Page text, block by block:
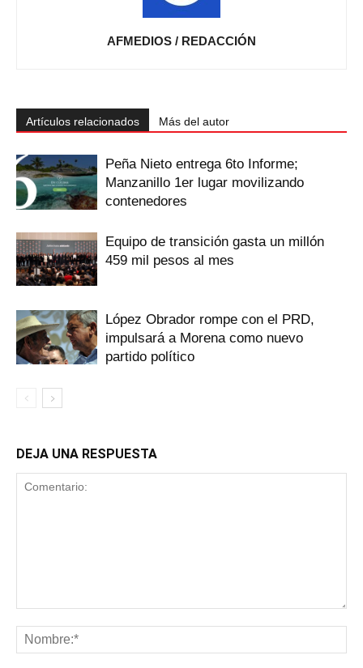
AFMEDIOS / REDACCIÓN
Artículos relacionados Más del autor
Peña Nieto entrega 6to Informe;
Manzanillo 1er lugar movilizando
contenedores
Equipo de transición gasta un millón
459 mil pesos al mes
López Obrador rompe con el PRD,
impulsará a Morena como nuevo
partido político
DEJA UNA RESPUESTA